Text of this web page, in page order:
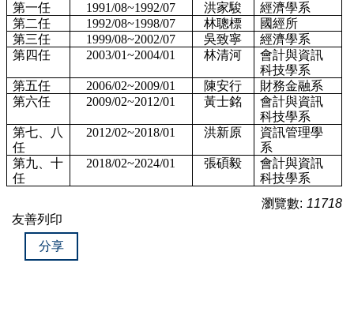
第一任
1991/08~1992/07 洪家駿
經濟學系
第二任
1992/08~1998/07 林聰標
國經所
第三任
1999/08~2002/07 吳致寧
經濟學系
第四任
2003/01~2004/01 林清河
會計與資訊
科技學系
第五任
2006/02~2009/01 陳安行
財務金融系
第六任
2009/02~2012/01 黃士銘
會計與資訊
科技學系
第七、八
任
2012/02~2018/01 洪新原
資訊管理學
系
第九、十
任
2018/02~2024/01 張碩毅
會計與資訊
科技學系
瀏覽數: 11718
友善列印
分享